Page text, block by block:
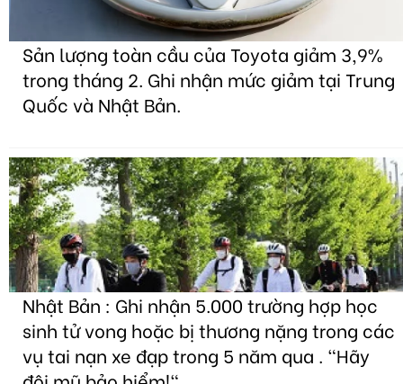
Sản lượng toàn cầu của Toyota giảm 3,9%
trong tháng 2. Ghi nhận mức giảm tại Trung
Quốc và Nhật Bản.
Nhật Bản : Ghi nhận 5.000 trường hợp học
sinh tử vong hoặc bị thương nặng trong các
vụ tai nạn xe đạp trong 5 năm qua . "Hãy